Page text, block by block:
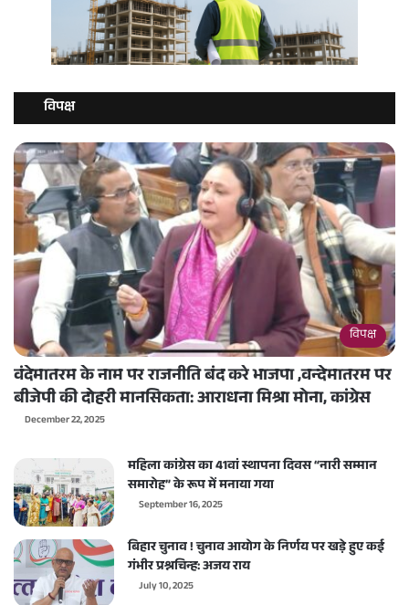
विपक्ष
विपक्ष
वंदेमातरम के नाम पर राजनीति बंद करे भाजपा ,वन्देमातरम पर
बीजेपी की दोहरी मानसिकता: आराधना मिश्रा मोना, कांग्रेस
December 22, 2025
महिला कांग्रेस का 41वां स्थापना दिवस “नारी सम्मान
समारोह” के रूप में मनाया गया
September 16, 2025
बिहार चुनाव ! चुनाव आयोग के निर्णय पर खड़े हुए कई
गंभीर प्रश्नचिन्ह: अजय राय
July 10, 2025